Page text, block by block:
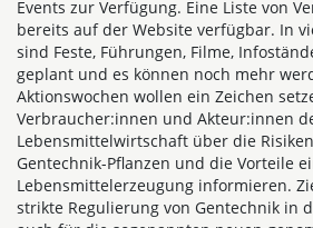
Events zur Verfügung. Eine Liste von
bereits auf der Website verfügbar. In
sind Feste, Führungen, Filme,
geplant und es können noch mehr
Aktionswochen wollen ein Zeichen
Verbraucher:innen und Akteur:innen
Lebensmittelwirtschaft über die
Gentechnik-Pflanzen und die Vorteile
Lebensmittelerzeugung informieren.
strikte Regulierung von Gentechnik in